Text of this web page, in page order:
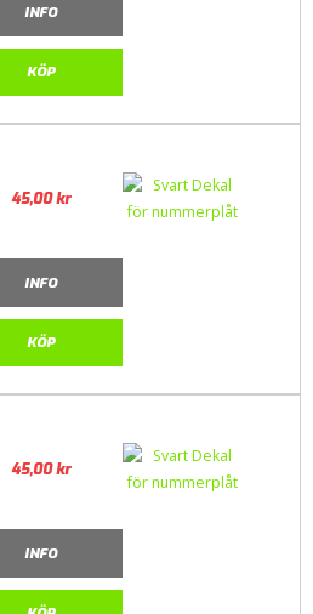
INFO
KÖP
45,00kr
INFO
KÖP
45,00kr
INFO